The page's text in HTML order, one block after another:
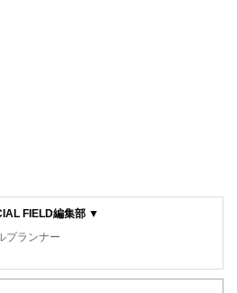
FIELD編集部 ▼
プランナー
部は、金融、経済に関する記事を、日々